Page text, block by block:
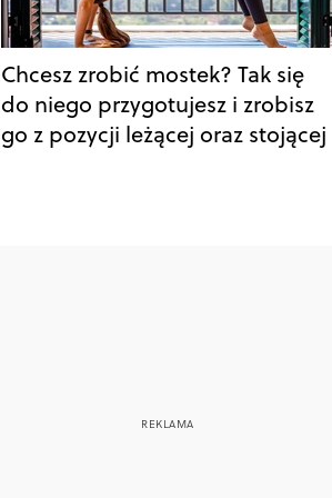
Chcesz zrobić mostek? Tak się
do niego przygotujesz i zrobisz
go z pozycji leżącej oraz stojącej